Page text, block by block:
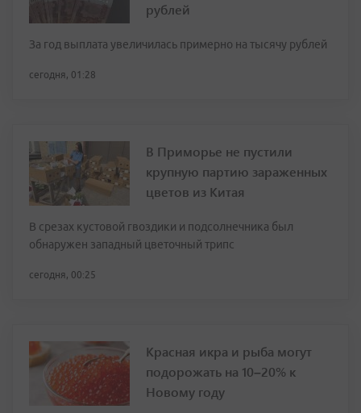
рублей
За год выплата увеличилась примерно на тысячу рублей
сегодня, 01:28
В Приморье не пустили
крупную партию зараженных
цветов из Китая
В срезах кустовой гвоздики и подсолнечника был
обнаружен западный цветочный трипс
сегодня, 00:25
Красная икра и рыба могут
подорожать на 10–20% к
Новому году